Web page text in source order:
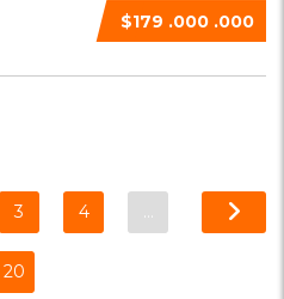
$179 .000 .000
3 4 …
20